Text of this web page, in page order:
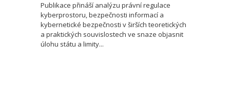
Publikace přináší analýzu právní regulace
kyberprostoru, bezpečnosti informací a
kybernetické bezpečnosti v širších teoretických
a praktických souvislostech ve snaze objasnit
úlohu státu a limity...